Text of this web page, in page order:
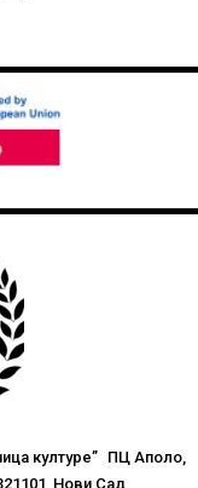
културе” ПЦ Аполо,
Нови Сад